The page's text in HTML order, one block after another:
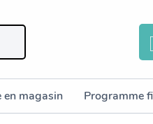
en magasin Programme